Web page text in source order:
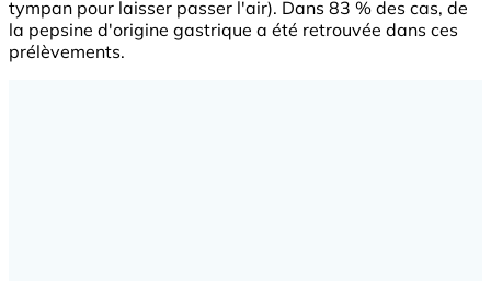
tympan pour laisser passer l'air). Dans 83 % des cas, de
la pepsine d'origine gastrique a été retrouvée dans ces
prélèvements.